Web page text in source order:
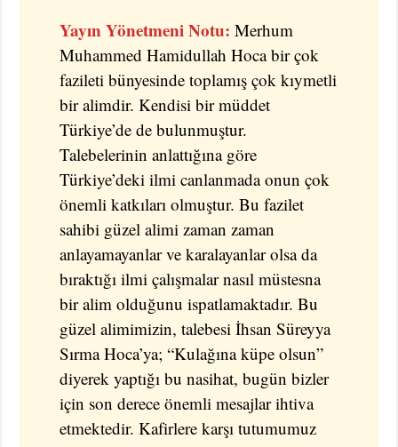
Yayın Yönetmeni Notu:Merhum
Muhammed Hamidullah Hoca bir çok
fazileti bünyesinde toplamış çok kıymetli
bir alimdir. Kendisi bir müddet
Türkiye’de de bulunmuştur.
Talebelerinin anlattığına göre
Türkiye’deki ilmi canlanmada onun çok
önemli katkıları olmuştur. Bu fazilet
sahibi güzel alimi zaman zaman
anlayamayanlar ve karalayanlar olsa da
bıraktığı ilmi çalışmalar nasıl müstesna
bir alim olduğunu ispatlamaktadır. Bu
güzel alimimizin, talebesi İhsan Süreyya
Sırma Hoca’ya; “Kulağına küpe olsun”
diyerek yaptığı bu nasihat, bugün bizler
için son derece önemli mesajlar ihtiva
etmektedir. Kafirlere karşı tutumumuz